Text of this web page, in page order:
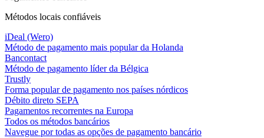
Métodos locais confiáveis
iDeal (Wero)
Método de pagamento mais popular da Holanda
Bancontact
Método de pagamento líder da Bélgica
Trustly
Forma popular de pagamento nos países nórdicos
Débito direto SEPA
Pagamentos recorrentes na Europa
Todos os métodos bancários
Navegue por todas as opções de pagamento bancário